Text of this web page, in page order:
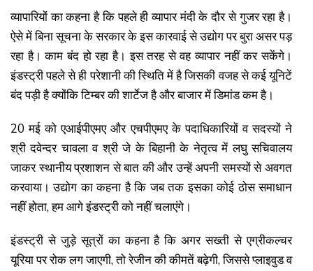
व्यापारियों का कहना है कि पहले ही व्यापार मंदी के दौर से गुजर रहा है।
ऐसे में बिना सूचना के सरकार के इस कारवाई से उद्योग पर बुरा असर पड़
रहा है। काम बंद हो रहा है। इस तरह से वह व्यापार नहीं कर सकेंगे।
इंडस्ट्री पहले से ही परेशानी की स्थिति में है जिसकी वजह से कई यूनिटें
बंद पड़ी है क्योंकि टिम्बर की शार्टेज है और बाजार में डिमांड कम है।
20 मई को एआईपीएमए और एचपीएमए के पदाधिकारियों व सदस्यों ने
श्री दवेन्दर चावला व श्री जे के बिहानी के नेतृत्व में लघु सचिवालय
जाकर स्थानीय प्रशाशन से बात की और उन्हें अपनी समस्यों से अवगत
करवाया। उद्योग का कहना है कि जब तक इसका कोई ठोस समाधान
नहीं होता, हम आगे इंडस्ट्री को नहीं चलाएंगे।
इंडस्ट्री से जुड़े सूत्रों का कहना है कि अगर सख्ती से एग्रीकल्चर
यूरिया पर रोक लग जाएगी, तो रेजीन की कीमतें बढ़ेगी, जिससे प्लाइवुड व